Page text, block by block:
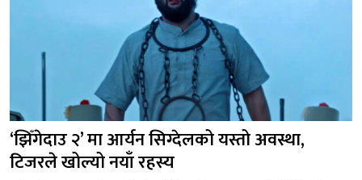
‘झिँगेदाउ २’ मा आर्यन सिग्देलको यस्तो अवस्था,
टिजरले खोल्यो नयाँ रहस्य